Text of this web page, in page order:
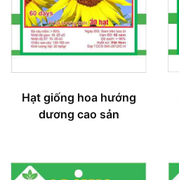
Hạt giống hoa hướng
dương cao sản